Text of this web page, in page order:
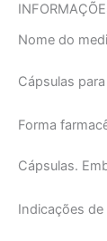
Nome do
Cápsulas
Forma
Cápsulas.
Indicações de